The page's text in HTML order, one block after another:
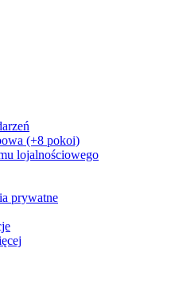
(+8 pokoi)
lojalnościowego
prywatne